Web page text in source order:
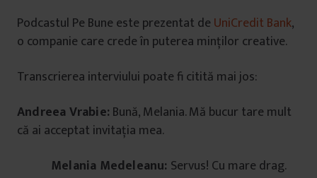
Podcastul Pe Bune este prezentat de UniCredit Bank,
o companie care crede în puterea minților creative.
Transcrierea interviului poate fi citită mai jos:
Andreea Vrabie: Bună, Melania. Mă bucur tare mult
că ai acceptat invitația mea.
Melania Medeleanu: Servus! Cu mare drag.